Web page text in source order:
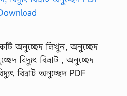
একটি অনুচ্ছেদ লিখুন, অনুচ্ছেদ
বিদ্যুৎ বিভ্রাট , অনুচ্ছেদ
বিভ্রাট অনুচ্ছেদ PDF